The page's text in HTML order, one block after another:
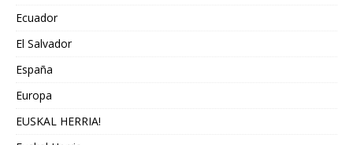
Ecuador
El Salvador
España
Europa
EUSKAL HERRIA!